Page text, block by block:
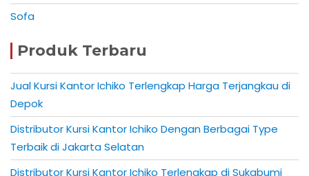
Sofa
Produk Terbaru
Jual Kursi Kantor Ichiko Terlengkap Harga Terjangkau di
Depok
Distributor Kursi Kantor Ichiko Dengan Berbagai Type
Terbaik di Jakarta Selatan
Distributor Kursi Kantor Ichiko Terlengkap di Sukabumi